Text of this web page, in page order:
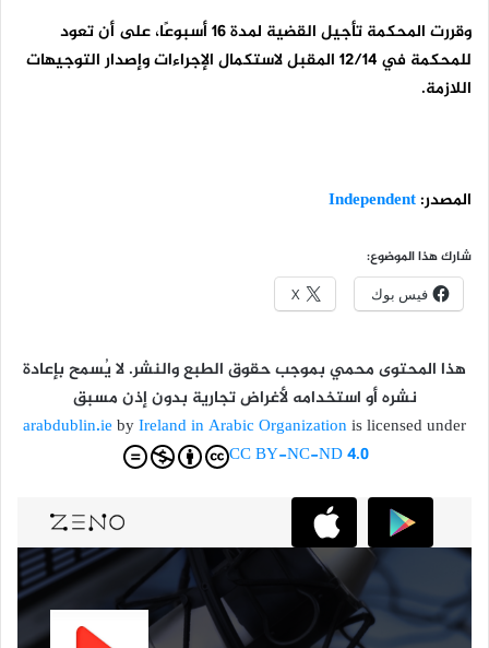
وقررت المحكمة تأجيل القضية لمدة 16 أسبوعًا، على أن تعود
للمحكمة في 12/14 المقبل لاستكمال الإجراءات وإصدار التوجيهات
اللازمة.
المصدر:Independent
شارك هذا الموضوع:
فيس بوك X
هذا المحتوى محمي بموجب حقوق الطبع والنشر. لا يُسمح بإعادة
نشره أو استخدامه لأغراض تجارية بدون إذن مسبق
arabdublin.ie byIreland in Arabic Organizationis licensed under
CC BY-NC-ND 4.0